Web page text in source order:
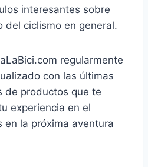
interesantes sobre
del ciclismo en general.
regularmente
con las últimas
de productos que te
experiencia en el
en la próxima aventura